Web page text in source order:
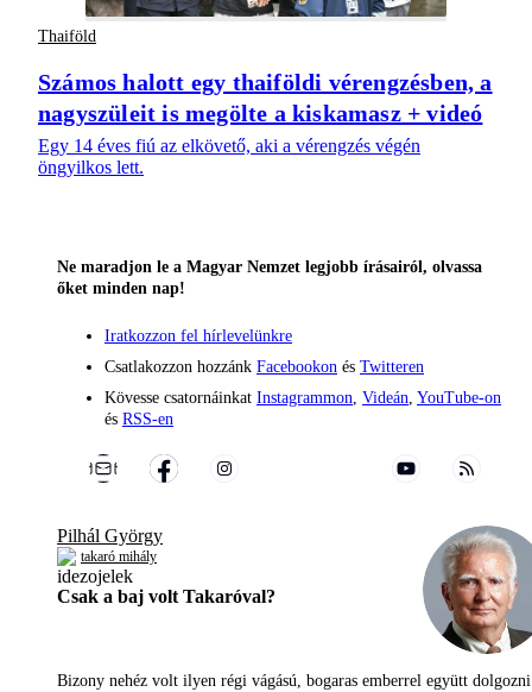
Thaiföld
Számos halott egy thaiföldi vérengzésben, a
nagyszüleit is megölte a kiskamasz + videó
Egy 14 éves fiú az elkövető, aki a vérengzés végén
öngyilkos lett.
Ne maradjon le a Magyar Nemzet legjobb írásairól, olvassa
őket minden nap!
Iratkozzon fel hírlevelünkre
Csatlakozzon hozzánk Facebookon és Twitteren
Kövesse csatornáinkat Instagrammon, Videán, YouTube-on
és RSS-en
Pilhál György
takaró mihály
Csak a baj volt Takaróval?
Bizony nehéz volt ilyen régi vágású, bogaras emberrel együtt